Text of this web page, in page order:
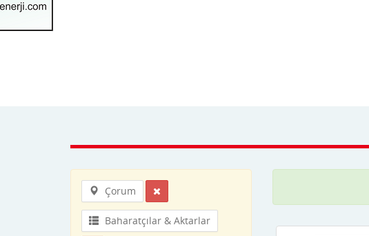
Çorum
Baharatçılar & Aktarlar